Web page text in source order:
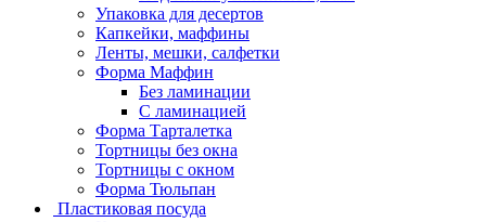
Упаковка для десертов
Капкейки, маффины
Ленты, мешки, салфетки
Форма Маффин
Без ламинации
С ламинацией
Форма Тарталетка
Тортницы без окна
Тортницы с окном
Форма Тюльпан
Пластиковая посуда